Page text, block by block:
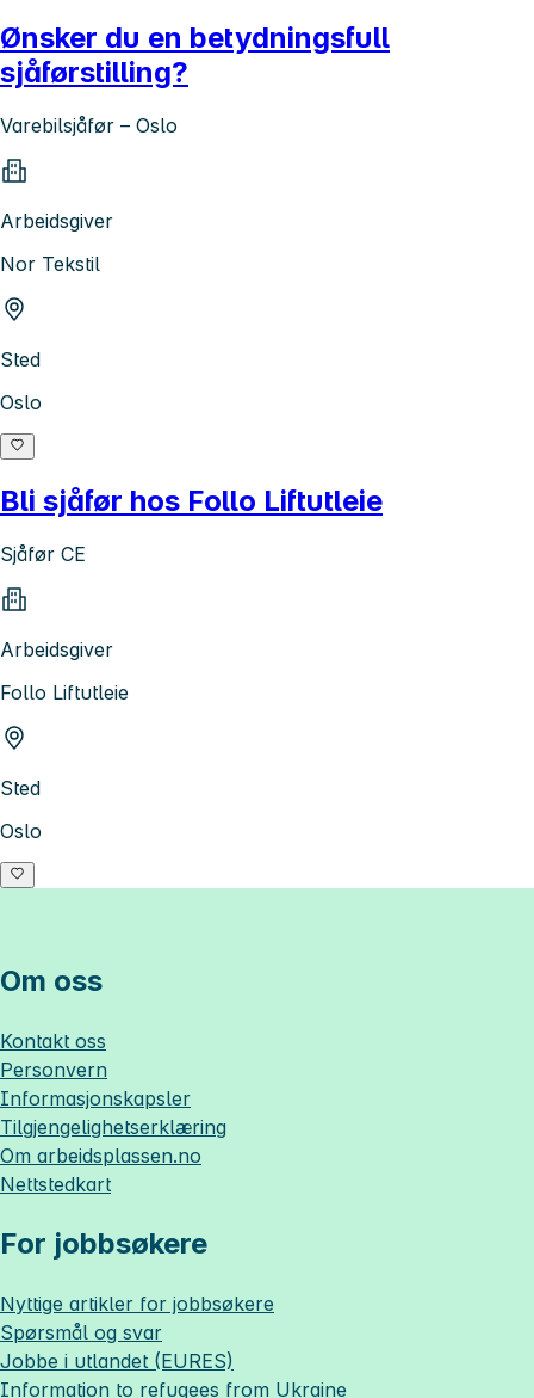
Ønsker du en betydningsfull
sjåførstilling?
Varebilsjåfør – Oslo
Arbeidsgiver
Nor Tekstil
Sted
Oslo
Bli sjåfør hos Follo Liftutleie
Sjåfør CE
Arbeidsgiver
Follo Liftutleie
Sted
Oslo
Om oss
Kontakt oss
Personvern
Informasjonskapsler
Tilgjengelighetserklæring
Om arbeidsplassen.no
Nettstedkart
For jobbsøkere
Nyttige artikler for jobbsøkere
Spørsmål og svar
Jobbe i utlandet (EURES)
Information to refugees from Ukraine